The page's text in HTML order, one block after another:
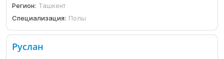
Регион: Ташкент
Специализация: Полы
Руслан